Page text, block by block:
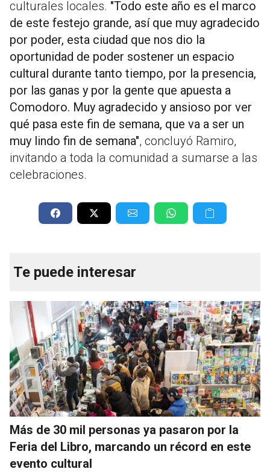
culturales locales. "Todo este año es el marco
de este festejo grande, así que muy agradecido
por poder, esta ciudad que nos dio la
oportunidad de poder sostener un espacio
cultural durante tanto tiempo, por la presencia,
por las ganas y por la gente que apuesta a
Comodoro. Muy agradecido y ansioso por ver
qué pasa este fin de semana, que va a ser un
muy lindo fin de semana", concluyó Ramiro,
invitando a toda la comunidad a sumarse a las
celebraciones.
Te puede interesar
Más de 30 mil personas ya pasaron por la
Feria del Libro, marcando un récord en este
evento cultural